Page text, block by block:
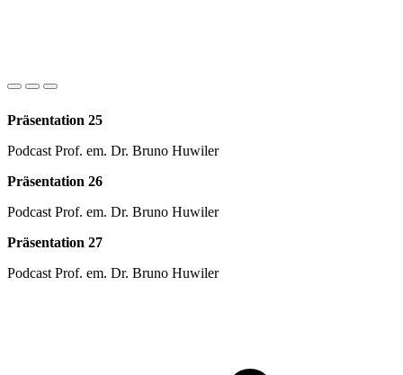
Präsentation 25
Podcast Prof. em. Dr. Bruno Huwiler
Präsentation 26
Podcast Prof. em. Dr. Bruno Huwiler
Präsentation 27
Podcast Prof. em. Dr. Bruno Huwiler